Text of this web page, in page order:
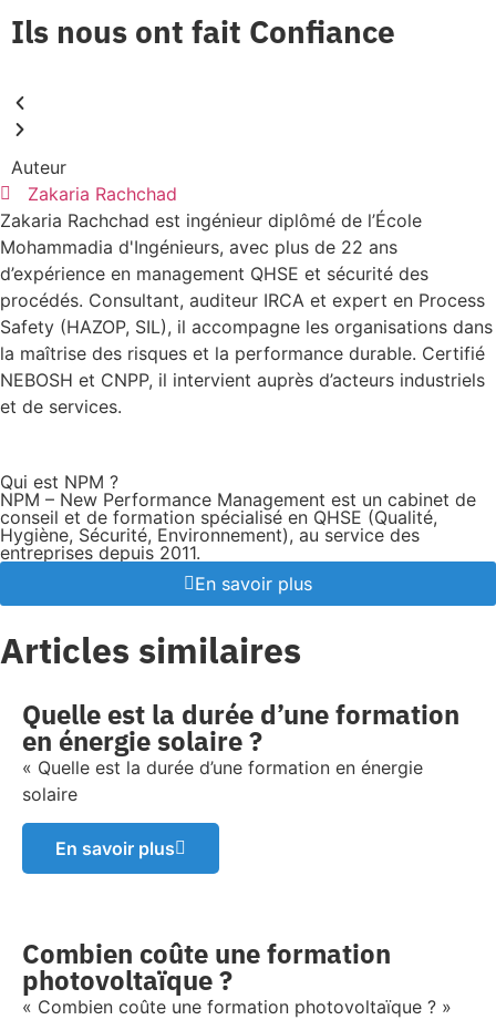
Ils nous ont fait Confiance
Auteur
Zakaria Rachchad
Zakaria Rachchad est ingénieur diplômé de l’École
Mohammadia d'Ingénieurs, avec plus de 22 ans
d’expérience en management QHSE et sécurité des
procédés. Consultant, auditeur IRCA et expert en Process
Safety (HAZOP, SIL), il accompagne les organisations dans
la maîtrise des risques et la performance durable. Certifié
NEBOSH et CNPP, il intervient auprès d’acteurs industriels
et de services.
Qui est NPM ?
NPM – New Performance Management est un cabinet de
conseil et de formation spécialisé en QHSE (Qualité,
Hygiène, Sécurité, Environnement), au service des
entreprises depuis 2011.
En savoir plus
Articles similaires
Quelle est la durée d’une formation
en énergie solaire ?
« Quelle est la durée d’une formation en énergie
solaire
En savoir plus
Combien coûte une formation
photovoltaïque ?
« Combien coûte une formation photovoltaïque ? »